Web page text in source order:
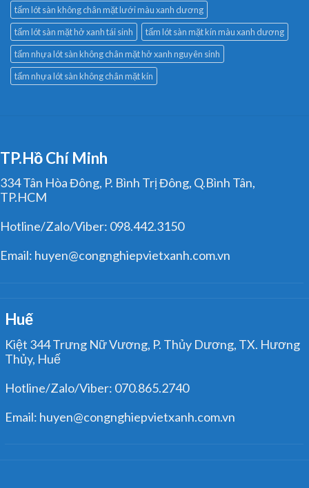
tấm lót sàn không chân mặt lưới màu xanh dương
tấm lót sàn mặt hở xanh tái sinh
tấm lót sàn mặt kín màu xanh dương
tấm nhựa lót sàn không chân mặt hở xanh nguyên sinh
tấm nhựa lót sàn không chân mặt kín
TP.Hồ Chí Minh
334 Tân Hòa Đông, P. Bình Trị Đông, Q.Bình Tân,
TP.HCM
Hotline/Zalo/Viber: 098.442.3150
Email: huyen@congnghiepvietxanh.com.vn
Huế
Kiệt 344 Trưng Nữ Vương, P. Thủy Dương, TX. Hương
Thủy, Huế
Hotline/Zalo/Viber: 070.865.2740
Email: huyen@congnghiepvietxanh.com.vn